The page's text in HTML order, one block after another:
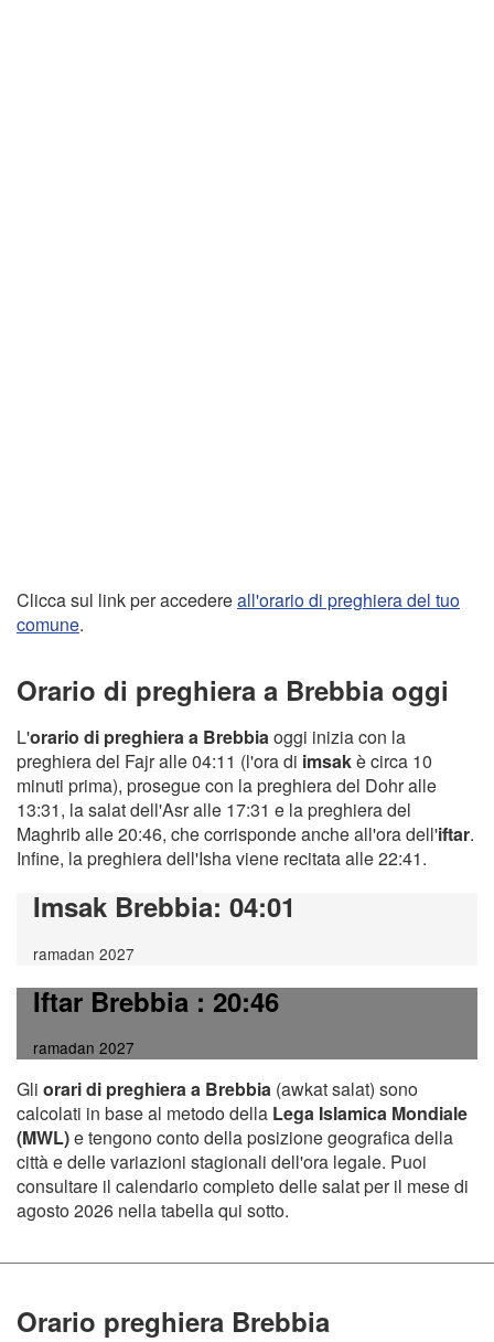
Clicca sul link per accedereall'orario di preghiera del tuo
comune.
Orario di preghiera a Brebbia oggi
L'orario di preghiera a Brebbiaoggi inizia con la
preghiera del Fajr alle 04:11 (l'ora di imsakè circa 10
minuti prima), prosegue con la preghiera del Dohr alle
13:31, la salat dell'Asr alle 17:31 e la preghiera del
Maghrib alle 20:46, che corrisponde anche all'ora dell'iftar.
Infine, la preghiera dell'Isha viene recitata alle 22:41.
Imsak Brebbia: 04:01
ramadan 2027
Iftar Brebbia: 20:46
ramadan 2027
Gli orari di preghiera a Brebbia (awkat salat) sono
calcolati in base al metodo della Lega Islamica Mondiale
(MWL)e tengono conto della posizione geografica della
città e delle variazioni stagionali dell'ora legale. Puoi
consultare il calendario completo delle salat per il mese di
agosto 2026 nella tabella qui sotto.
Orario preghiera Brebbia